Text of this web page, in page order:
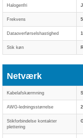
Halogenfri
Frekvens
Dataoverførselshastighed
Stik køn
Netværk
Kabelafskærmning
AWG-ledningsstørrelse
Stikforbindelse kontakter
plettering